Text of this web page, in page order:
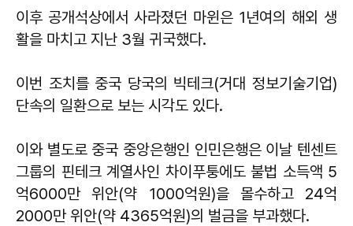
이후 공개석상에서 사라졌던 마윈은 1년여의 해외 생
활을 마치고 지난 3월 귀국했다.
이번 조치를 중국 당국의 빅테크(거대 정보기술기업)
단속의 일환으로 보는 시각도 있다.
이와 별도로 중국 중앙은행인 인민은행은 이날 텐센트
그룹의 핀테크 계열사인 차이푸퉁에도 불법 소득액 5
억6000만 위안(약 1000억원)을 몰수하고 24억
2000만 위안(약 4365억원)의 벌금을 부과했다.